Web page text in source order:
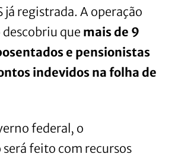
já registrada. A operação
que mais de 9
e pensionistas
indevidos na folha de
federal, o
feito com recursos